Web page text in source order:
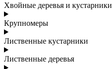
Хвойные деревья и кустарники
Крупномеры
Лиственные кустарники
Лиственные деревья